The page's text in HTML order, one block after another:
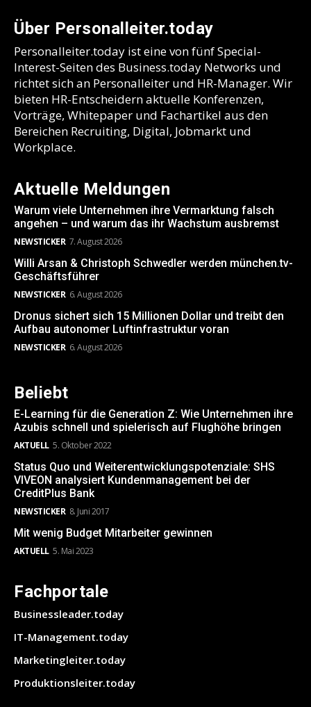
Über Personalleiter.today
Personalleiter.today ist eine von fünf Special-
Interest-Seiten des Business.today Networks und
richtet sich an Personalleiter und HR-Manager. Wir
bieten HR-Entscheidern aktuelle Konferenzen,
Vorträge, Whitepaper und Fachartikel aus den
Bereichen Recruiting, Digital, Jobmarkt und
Workplace.
Aktuelle Meldungen
Warum viele Unternehmen ihre Vermarktung falsch
angehen – und warum das ihr Wachstum ausbremst
NEWSTICKER 7. August 2026
Willi Arsan & Christoph Schwedler werden münchen.tv-
Geschäftsführer
NEWSTICKER 6. August 2026
Dronus sichert sich 15 Millionen Dollar und treibt den
Aufbau autonomer Luftinfrastruktur voran
NEWSTICKER 6. August 2026
Beliebt
E-Learning für die Generation Z: Wie Unternehmen ihre
Azubis schnell und spielerisch auf Flughöhe bringen
AKTUELL 5. Oktober 2022
Status Quo und Weiterentwicklungspotenziale: SHS
VIVEON analysiert Kundenmanagement bei der
CreditPlus Bank
NEWSTICKER 8. Juni 2017
Mit wenig Budget Mitarbeiter gewinnen
AKTUELL 5. Mai 2023
Fachportale
Businessleader.today
IT-Management.today
Marketingleiter.today
Produktionsleiter.today